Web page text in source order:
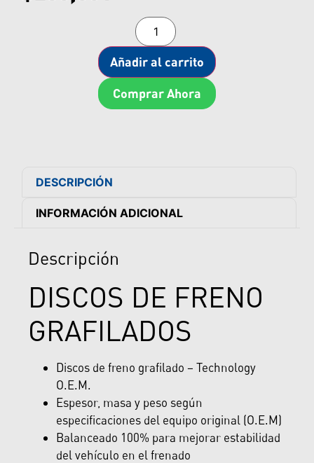
Añadir al carrito
Comprar Ahora
DESCRIPCIÓN
INFORMACIÓN ADICIONAL
Descripción
DISCOS DE FRENO
GRAFILADOS
Discos de freno grafilado – Technology
O.E.M.
Espesor, masa y peso según
especificaciones del equipo original (O.E.M)
Balanceado 100% para mejorar estabilidad
del vehículo en el frenado